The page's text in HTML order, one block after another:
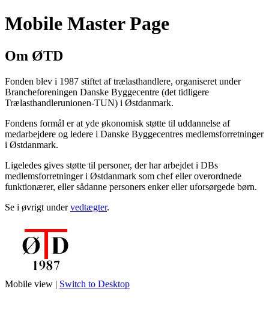
Mobile Master Page
Om ØTD
Fonden blev i 1987 stiftet af trælasthandlere, organiseret under
Brancheforeningen Danske Byggecentre (det tidligere
Trælasthandlerunionen-TUN) i Østdanmark.
Fondens formål er at yde økonomisk støtte til uddannelse af
medarbejdere og ledere i Danske Byggecentres medlemsforretninger
i Østdanmark.
Ligeledes gives støtte til personer, der har arbejdet i DBs
medlemsforretninger i Østdanmark som chef eller overordnede
funktionærer, eller sådanne personers enker eller uforsørgede børn.
Se i øvrigt undervedtægter.
Mobile view | Switch to Desktop